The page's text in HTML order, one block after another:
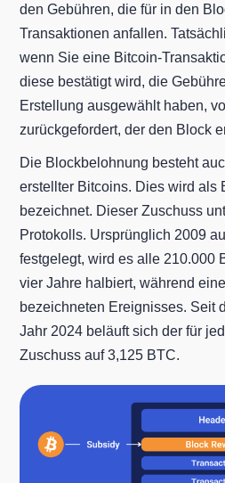
den Gebühren, die für in den
Transaktionen anfallen.
wenn Sie eine Bitcoin-
diese bestätigt wird, die
Erstellung ausgewählt haben,
zurückgefordert, der den Block
Die Blockbelohnung besteht
erstellter Bitcoins. Dies wird als
bezeichnet. Dieser Zuschuss
Protokolls. Ursprünglich 2009
festgelegt, wird es alle 210.000
vier Jahre halbiert, während
bezeichneten Ereignisses. Seit
Jahr 2024 beläuft sich der für
Zuschuss auf 3,125 BTC.